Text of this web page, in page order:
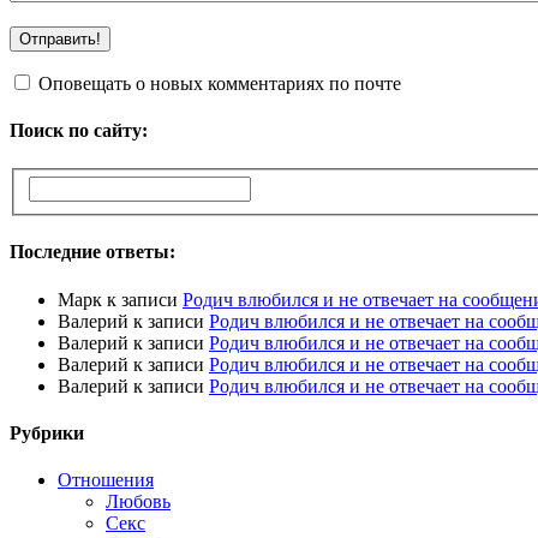
Оповещать о новых комментариях по почте
Поиск по сайту:
Последние ответы:
Марк к записи Родич влюбился и не отвечает на
Валерий к записи Родич влюбился и не отвечает на
Валерий к записи Родич влюбился и не отвечает на
Валерий к записи Родич влюбился и не отвечает на
Валерий к записи Родич влюбился и не отвечает на
Рубрики
Отношения
Любовь
Секс